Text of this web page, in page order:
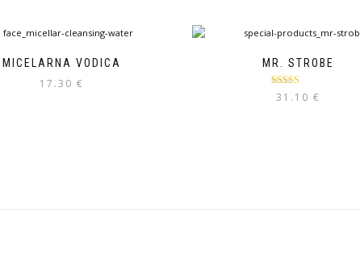
MICELARNA VODICA
17.30€
MR. STROBE
Ocenjeno
5.00 od 5
31.10 €